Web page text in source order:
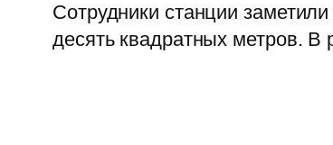
Сотрудники станции
десять квадратных метров. В